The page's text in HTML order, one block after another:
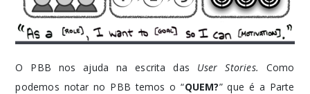
O PBB nos ajuda na escrita das User Stories. Como
podemos notar no PBB temos o “QUEM?” que é a Parte